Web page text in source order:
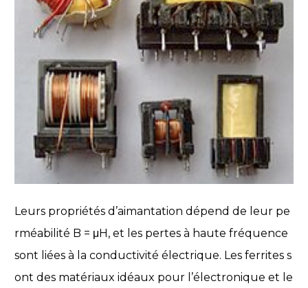
Leurs propriétés d’aimantation dépend de leur pe
rméabilité B = μH, et les pertes à haute fréquence
sont liées à la conductivité électrique. Les ferrites s
ont des matériaux idéaux pour l’électronique et le